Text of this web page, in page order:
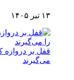
۱۳ تیر ۱۴۰۵
قفل بر دروازه
می‌گیرند